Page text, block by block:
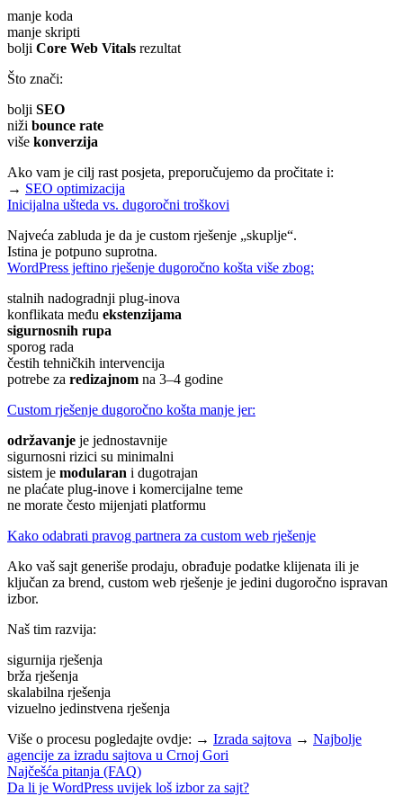
manje koda
manje skripti
bolji Core Web Vitals rezultat
Što znači:
bolji SEO
niži bounce rate
više konverzija
Ako vam je cilj rast posjeta, preporučujemo da pročitate i:
→ SEO optimizacija
Inicijalna ušteda vs. dugoročni troškovi
Najveća zabluda je da je custom rješenje „skuplje“.
Istina je potpuno suprotna.
WordPress jeftino rješenje dugoročno košta više zbog:
stalnih nadogradnji plug-inova
konflikata među ekstenzijama
sigurnosnih rupa
sporog rada
čestih tehničkih intervencija
potrebe za redizajnom na 3–4 godine
Custom rješenje dugoročno košta manje jer:
održavanje je jednostavnije
sigurnosni rizici su minimalni
sistem je modularan i dugotrajan
ne plaćate plug-inove i komercijalne teme
ne morate često mijenjati platformu
Kako odabrati pravog partnera za custom web rješenje
Ako vaš sajt generiše prodaju, obrađuje podatke klijenata ili je
ključan za brend, custom web rješenje je jedini dugoročno ispravan
izbor.
Naš tim razvija:
sigurnija rješenja
brža rješenja
skalabilna rješenja
vizuelno jedinstvena rješenja
Više o procesu pogledajte ovdje: → Izrada sajtova → Najbolje
agencije za izradu sajtova u Crnoj Gori
Najčešća pitanja (FAQ)
Da li je WordPress uvijek loš izbor za sajt?